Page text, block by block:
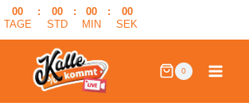
00
TAGE
:
00
STD
:
00
MIN
:
00
SEK
0